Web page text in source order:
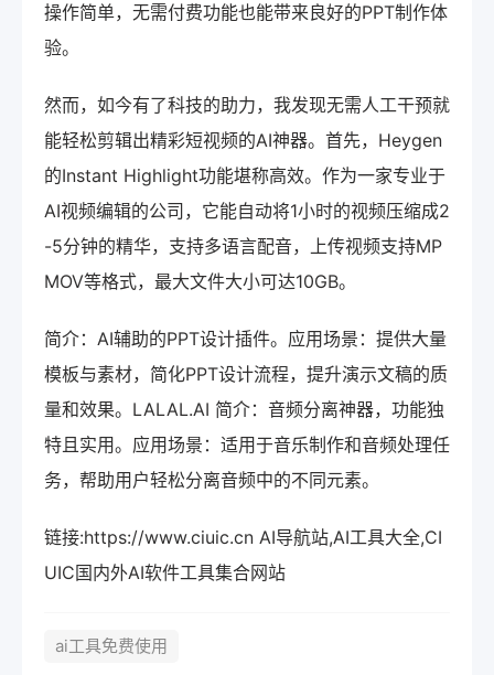
操作简单，无需付费功能也能带来良好的PPT制作体
验。
然而，如今有了科技的助力，我发现无需人工干预就
能轻松剪辑出精彩短视频的AI神器。首先，Heygen
的Instant Highlight功能堪称高效。作为一家专业于
AI视频编辑的公司，它能自动将1小时的视频压缩成2
-5分钟的精华，支持多语言配音，上传视频支持MP
MOV等格式，最大文件大小可达10GB。
简介：AI辅助的PPT设计插件。应用场景：提供大量
模板与素材，简化PPT设计流程，提升演示文稿的质
量和效果。LALAL.AI 简介：音频分离神器，功能独
特且实用。应用场景：适用于音乐制作和音频处理任
务，帮助用户轻松分离音频中的不同元素。
链接:https://www.ciuic.cn AI导航站,AI工具大全,CI
UIC国内外AI软件工具集合网站
ai工具免费使用